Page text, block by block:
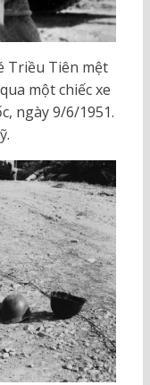
Triều Tiên mệt
một chiếc xe
ngày 9/6/1951.